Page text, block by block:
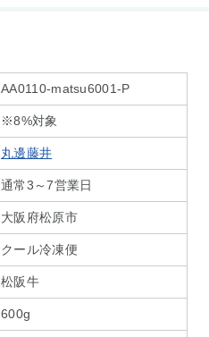
AA0110-matsu6001-P
※8%対象
丸邊藤井
通常3～7営業日
大阪府松原市
クール冷凍便
松阪牛
600g